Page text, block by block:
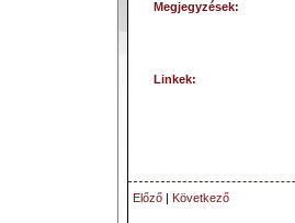
Megjegyzések:
Linkek:
Előző | Következő